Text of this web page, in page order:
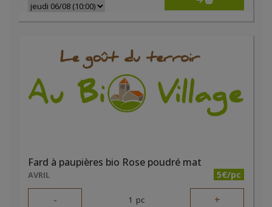
Fard à paupières bio Rose poudré mat
AVRIL 5€/pc
- 1 pc +